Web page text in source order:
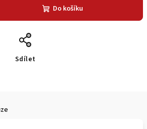
Do košíku
Sdílet